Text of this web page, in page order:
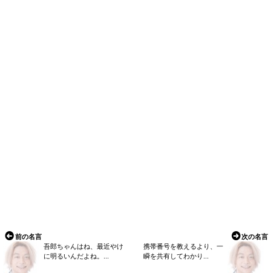
前の名言
吾郎ちゃんはね、最近やけ
に明るいんだよね。...
次の名言
携帯番号を教えるより、一
瞬を共有してわかり...